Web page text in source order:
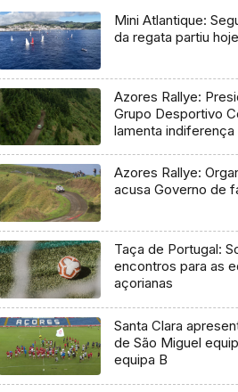
Mini Atlantique:
da regata partiu
Azores Rallye:
Grupo Desportivo
lamenta
Azores Rallye:
acusa Governo de
Taça de Portugal:
encontros para as
açorianas
Santa Clara
de São Miguel
equipa B